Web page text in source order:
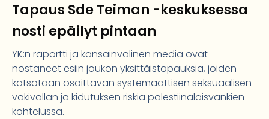
Tapaus Sde Teiman -keskuksessa
nosti epäilyt pintaan
YK:n raportti ja kansainvälinen media ovat
nostaneet esiin joukon yksittäistapauksia, joiden
katsotaan osoittavan systemaattisen seksuaalisen
väkivallan ja kidutuksen riskiä palestiinalaisvankien
kohtelussa.